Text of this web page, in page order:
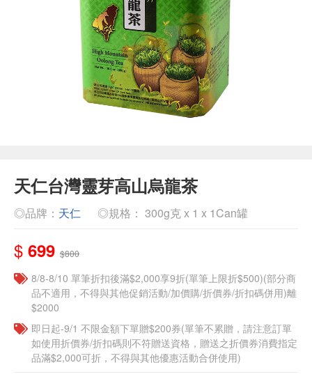
天仁台灣靈芽高山烏龍茶
◎品牌： 天仁 ◎規格： 300g克 x 1 x 1Can罐
$ 699 $800
8/8-8/10 單筆折扣後滿$2,000享9折(單筆上限折$500)(部分商
品不適用，不得與其他促銷活動/加價購/折價券/折扣碼併用)離
$2000
即日起-9/1 不限金額下單贈$200券(單筆不累贈，請注意訂單
如使用折價券/折扣碼則不符贈送資格，贈送之折價券消費指定
品滿$2,000可折，不得與其他優惠活動合併使用)